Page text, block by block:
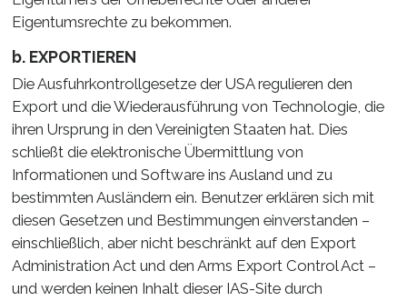
Eigentumsrechte zu bekommen.
b. EXPORTIEREN
Die Ausfuhrkontrollgesetze der USA regulieren den
Export und die Wiederausführung von Technologie, die
ihren Ursprung in den Vereinigten Staaten hat. Dies
schließt die elektronische Übermittlung von
Informationen und Software ins Ausland und zu
bestimmten Ausländern ein. Benutzer erklären sich mit
diesen Gesetzen und Bestimmungen einverstanden –
einschließlich, aber nicht beschränkt auf den Export
Administration Act und den Arms Export Control Act –
und werden keinen Inhalt dieser IAS-Site durch